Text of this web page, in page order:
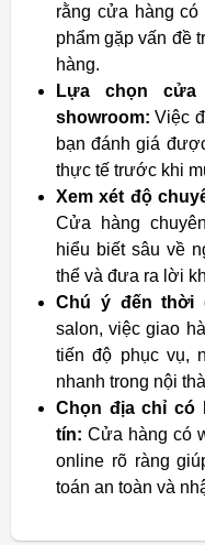
rằng cửa hàng có
phẩm gặp vấn đề
hàng.
Lựa chọn
showroom: Việc
bạn đánh giá
thực tế trước khi
Xem xét độ
Cửa hàng
hiểu biết sâu về
thể và đưa ra lời
Chú ý đến thời
salon, việc giao
tiến độ phục vụ,
nhanh trong nội
Chọn địa chỉ có
tín: Cửa hàng có
online rõ ràng
toán an toàn và